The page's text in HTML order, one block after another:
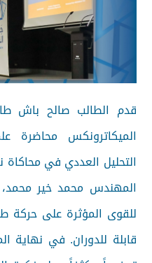
قدم الطالب صالح باش
الميكاترونكس محاضرة
التحليل العددي في محاكاة
المهندس محمد خير
للقوى المؤثرة على حركة
قابلة للدوران. في نهاية